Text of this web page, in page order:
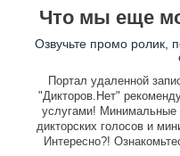
Что мы еще
Озвучьте промо ролик,
Портал удаленной
"Дикторов.Нет"
услугами! Минимальные
дикторских голосов и
Интересно?!